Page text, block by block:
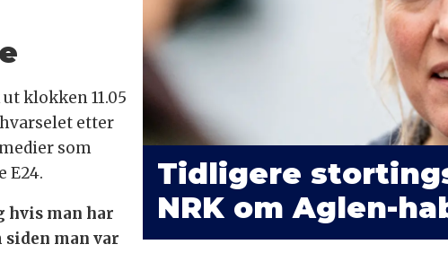
Tidligere
NRK om Aglen-
klokken 11.05
etter
som
E24.
hvis man har
man var